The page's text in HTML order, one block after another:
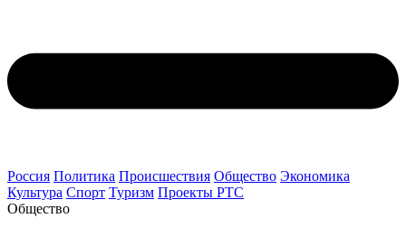
Россия Политика Происшествия Общество Экономика
Культура Спорт Туризм Проекты РТС
Общество